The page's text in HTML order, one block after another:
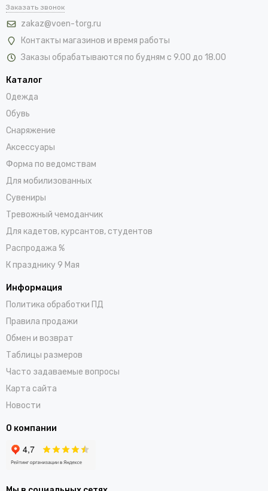
Заказать звонок
zakaz@voen-torg.ru
Контакты магазинов и время работы
Заказы обрабатываются по будням с 9.00 до 18.00
Каталог
Одежда
Обувь
Снаряжение
Аксессуары
Форма по ведомствам
Для мобилизованных
Сувениры
Тревожный чемоданчик
Для кадетов, курсантов, студентов
Распродажа %
К празднику 9 Мая
Информация
Политика обработки ПД
Правила продажи
Обмен и возврат
Таблицы размеров
Часто задаваемые вопросы
Карта сайта
Новости
О компании